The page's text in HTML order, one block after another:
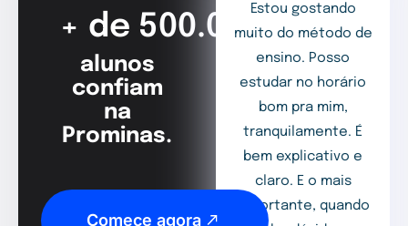
+ de 500.000
alunos
confiam
na
Prominas.
Comece agora
Estou gostando
muito do método de
ensino. Posso
estudar no horário
bom pra mim,
tranquilamente. É
bem explicativo e
claro. E o mais
importante, quando